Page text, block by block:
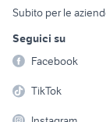
Subito per le
Seguici su
Facebook
TikTok